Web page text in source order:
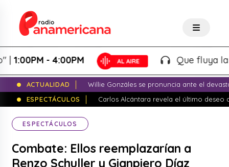
- 4:00PM Que fluya la
ACTUALIDAD
Willie Gonzáles se pronuncia ante el
ESPECTÁCULOS
Carlos Alcántara revela el último deseo
ESPECTÁCULOS
Combate: Ellos reemplazarían a
Renzo Schuller y Gianpiero Díaz